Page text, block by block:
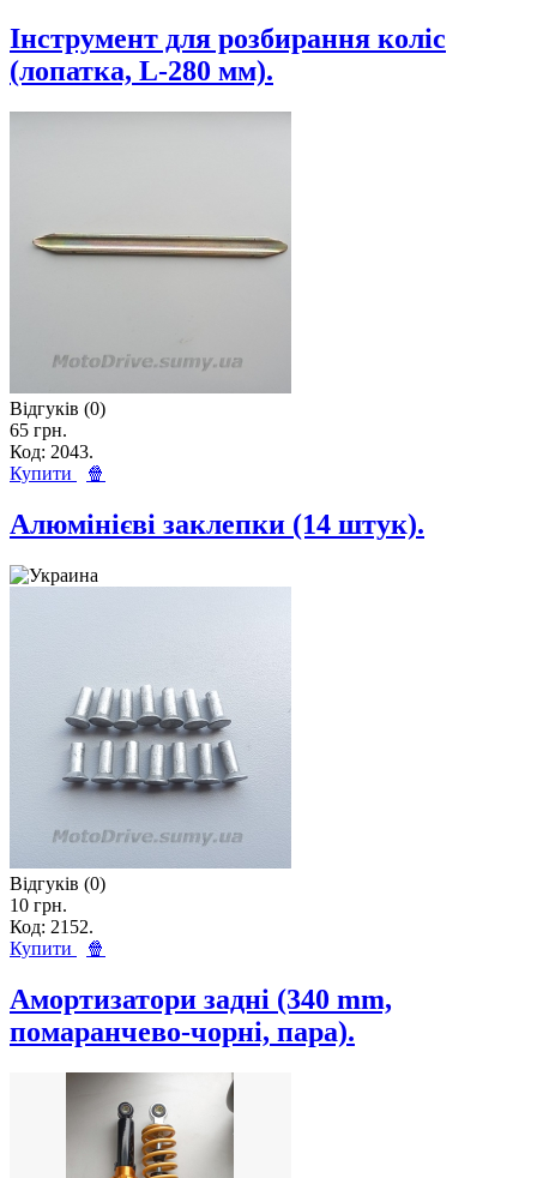
Інструмент для розбирання коліс
(лопатка, L-280 мм).
Відгуків (0)
65 грн.
Код: 2043.
Купити
🍿
Алюмінієві заклепки (14 штук).
Відгуків (0)
10 грн.
Код: 2152.
Купити
🍿
Амортизатори задні (340 mm,
помаранчево-чорні, пара).